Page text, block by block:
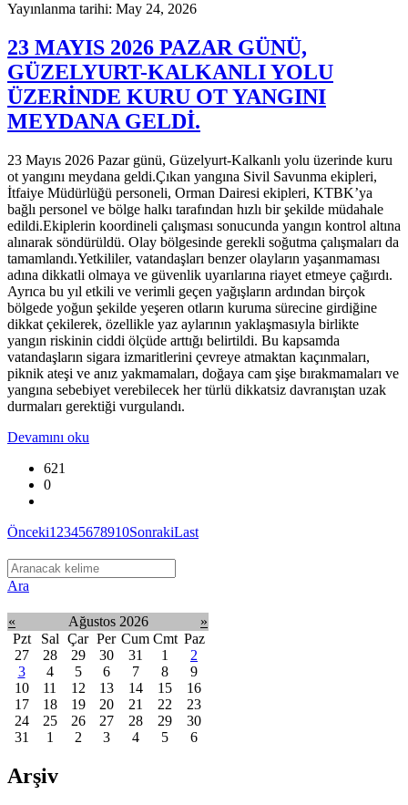
Yayınlanma tarihi: May 24, 2026
23 MAYIS 2026 PAZAR GÜNÜ,
GÜZELYURT-KALKANLI YOLU
ÜZERİNDE KURU OT YANGINI
MEYDANA GELDİ.
23 Mayıs 2026 Pazar günü, Güzelyurt-Kalkanlı yolu üzerinde kuru
ot yangını meydana geldi.Çıkan yangına Sivil Savunma ekipleri,
İtfaiye Müdürlüğü personeli, Orman Dairesi ekipleri, KTBK’ya
bağlı personel ve bölge halkı tarafından hızlı bir şekilde müdahale
edildi.Ekiplerin koordineli çalışması sonucunda yangın kontrol altına
alınarak söndürüldü. Olay bölgesinde gerekli soğutma çalışmaları da
tamamlandı.Yetkililer, vatandaşları benzer olayların yaşanmaması
adına dikkatli olmaya ve güvenlik uyarılarına riayet etmeye çağırdı.
Ayrıca bu yıl etkili ve verimli geçen yağışların ardından birçok
bölgede yoğun şekilde yeşeren otların kuruma sürecine girdiğine
dikkat çekilerek, özellikle yaz aylarının yaklaşmasıyla birlikte
yangın riskinin ciddi ölçüde arttığı belirtildi. Bu kapsamda
vatandaşların sigara izmaritlerini çevreye atmaktan kaçınmaları,
piknik ateşi ve anız yakmamaları, doğaya cam şişe bırakmamaları ve
yangına sebebiyet verebilecek her türlü dikkatsiz davranıştan uzak
durmaları gerektiği vurgulandı.
Devamını oku
621
0
Önceki1 2345678910SonrakiLast
Ara
« Ağustos 2026
»
Pzt
Sal Çar Per Cum Cmt Paz
27
28 29 30 31 1
2
3
4 5 6 7 8
9
10
11 12 13 14 15
16
17
18 19 20 21 22
23
24
25 26 27 28 29
30
31
1 2 3 4 5 6
Arşiv